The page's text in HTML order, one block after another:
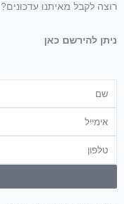
רוצה לקבל מאיתנו עדכונים?
ניתן להירשם כאן